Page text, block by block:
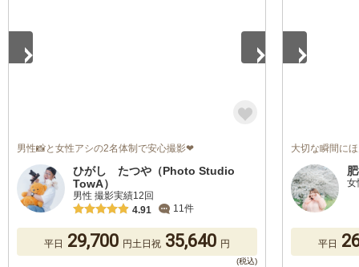
男性📸と女性アシの2名体制で安心撮影❤
ひがし たつや（Photo Studio
TowA）
男性 撮影実績12回
4.91
11件
平日 29,700 円土日祝 35,640 円
大切な瞬間に
女
平日